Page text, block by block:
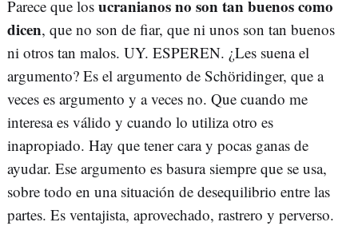
Parece que los ucranianos no son tan buenos como
dicen, que no son de fiar, que ni unos son tan buenos
ni otros tan malos. UY. ESPEREN. ¿Les suena el
argumento? Es el argumento de Schöridinger, que a
veces es argumento y a veces no. Que cuando me
interesa es válido y cuando lo utiliza otro es
inapropiado. Hay que tener cara y pocas ganas de
ayudar. Ese argumento es basura siempre que se usa,
sobre todo en una situación de desequilibrio entre las
partes. Es ventajista, aprovechado, rastrero y perverso.